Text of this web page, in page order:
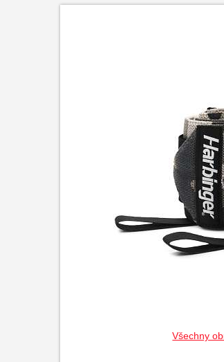
Všechny